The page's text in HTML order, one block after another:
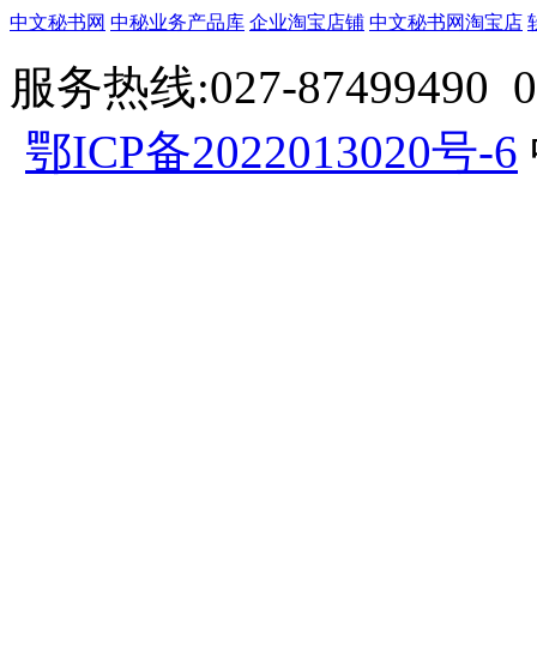
中文秘书网 中秘业务产品库 企业淘宝店铺 中文秘书网淘宝店
服务热线:027-87499490
鄂ICP备2022013020号-6